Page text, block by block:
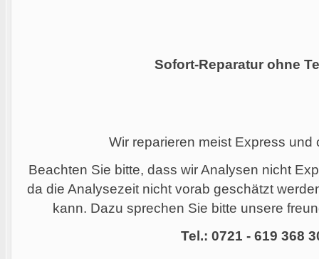
Sofort-Reparatur ohne
Wir reparieren meist Express und
Beachten Sie bitte, dass wir Analysen nicht
da die Analysezeit nicht vorab geschätzt
kann. Dazu sprechen Sie bitte unsere
Tel.: 0721 - 619 368